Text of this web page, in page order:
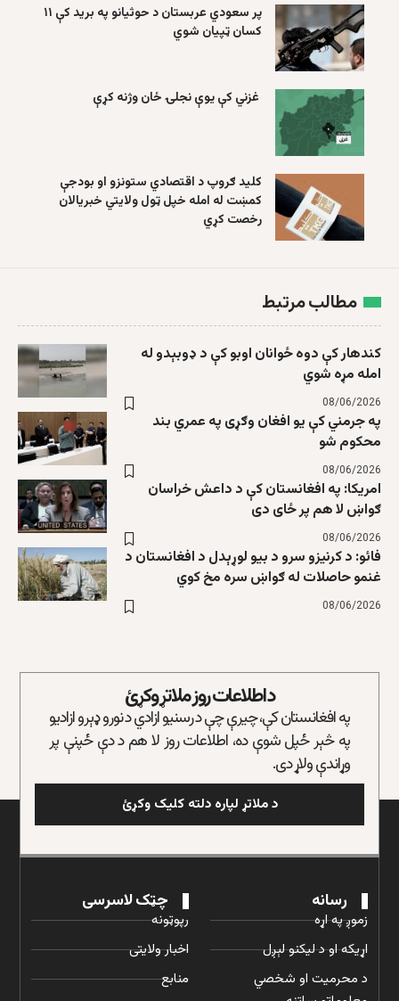
پر سعودي عربستان د حوثیانو په برید کې ۱۱
کسان ټپیان شوي
غزني کې یوې نجلۍ ځان وژنه کړې
کلید ګروپ د اقتصادي ستونزو او بودجې
کمښت له امله خپل ټول ولایتي خبریالان
رخصت کړي
مطالب مرتبط
کندهار کې دوه ځوانان اوبو کې د ډوبېدو له
امله مړه شوي
08/06/2026
په جرمني کې یو افغان وګړی په عمري بند
محکوم شو
08/06/2026
امریکا: په افغانستان کې د داعش خراسان
ګواښ لا هم پر ځای دی
08/06/2026
فائو: د کرنیزو سرو د بیو لوړېدل د افغانستان د
غنمو حاصلات له ګواښ سره مخ کوي
08/06/2026
د اطلاعات روز ملاتړ وکړئ
په افغانستان کې، چیرې چې د رسنیو ازادي د نورو ډېرو ازادیو
په څېر ځپل شوې ده، اطلاعات روز لا هم د دې ځپنې پر
وړاندې ولاړ دی.
د ملاتړ لپاره دلته کلیک وکړئ
رسانه
زموږ په اړه
اړیکه او د لیکنو لېږل
د محرمیت او شخصي
چټک لاسرسی
رپوټونه
اخبار ولایتی
منابع